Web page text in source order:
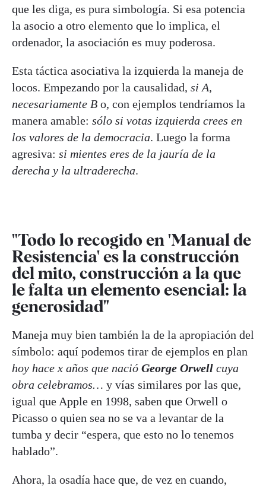
que les diga, es pura simbología. Si esa potencia
la asocio a otro elemento que lo implica, el
ordenador, la asociación es muy poderosa.
Esta táctica asociativa la izquierda la maneja de
locos. Empezando por la causalidad, si A,
necesariamente B o, con ejemplos tendríamos la
manera amable: sólo si votas izquierda crees en
los valores de la democracia. Luego la forma
agresiva: si mientes eres de la jauría de la
derecha y la ultraderecha.
"Todo lo recogido en 'Manual de
Resistencia' es la construcción
del mito, construcción a la que
le falta un elemento esencial: la
generosidad"
Maneja muy bien también la de la apropiación del
símbolo: aquí podemos tirar de ejemplos en plan
hoy hace x años que nació George Orwell cuya
obra celebramos… y vías similares por las que,
igual que Apple en 1998, saben que Orwell o
Picasso o quien sea no se va a levantar de la
tumba y decir “espera, que esto no lo tenemos
hablado”.
Ahora, la osadía hace que, de vez en cuando,